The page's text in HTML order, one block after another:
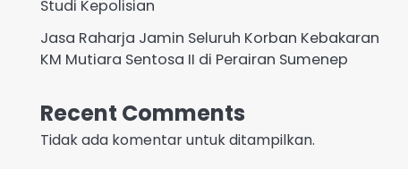
Studi Kepolisian
Jasa Raharja Jamin Seluruh Korban Kebakaran
KM Mutiara Sentosa II di Perairan Sumenep
Recent Comments
Tidak ada komentar untuk ditampilkan.